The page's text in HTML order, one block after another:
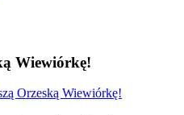
Wiewiórkę!
Orzeską Wiewiórkę!